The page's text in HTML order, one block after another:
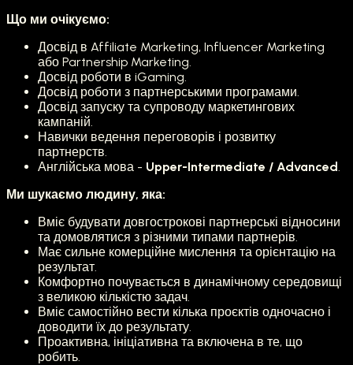
Що ми очікуємо:
Досвід в Affiliate Marketing, Influencer Marketing
або Partnership Marketing.
Досвід роботи в iGaming.
Досвід роботи з партнерськими програмами.
Досвід запуску та супроводу маркетингових
кампаній.
Навички ведення переговорів і розвитку
партнерств.
Англійська мова - Upper-Intermediate / Advanced
Ми шукаємо людину, яка:
Вміє будувати довгострокові партнерські відносини
та домовлятися з різними типами партнерів.
Має сильне комерційне мислення та орієнтацію на
результат.
Комфортно почувається в динамічному середовищі
з великою кількістю задач.
Вміє самостійно вести кілька проєктів одночасно і
доводити їх до результату.
Проактивна, ініціативна та включена в те, що
робить.